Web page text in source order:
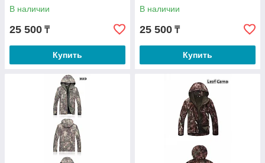
В наличии
25 500 ₸
Купить
В наличии
25 500 ₸
Купить